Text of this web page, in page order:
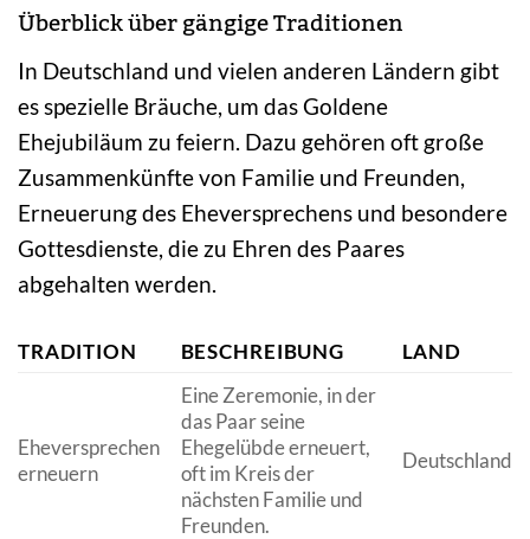
Überblick über gängige Traditionen
In Deutschland und vielen anderen Ländern gibt
es spezielle Bräuche, um das Goldene
Ehejubiläum zu feiern. Dazu gehören oft große
Zusammenkünfte von Familie und Freunden,
Erneuerung des Eheversprechens und besondere
Gottesdienste, die zu Ehren des Paares
abgehalten werden.
TRADITION BESCHREIBUNG LAND
Eheversprechen
erneuern
Eine Zeremonie, in der
das Paar seine
Ehegelübde erneuert,
oft im Kreis der
nächsten Familie und
Freunden.
Deutschland